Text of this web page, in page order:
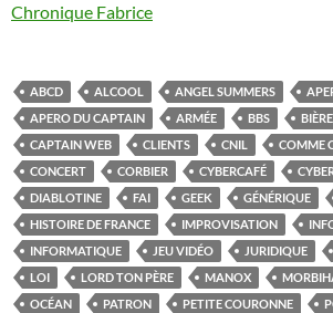
Chronique Fabrice
ABCD ALCOOL ANGEL SUMMERS
APERO DU CAPTAIN
ARMÉE BBS BIÈRE
CAPTAIN WEB
CLIENTS CNIL
COMME
CONCERT
CORBIER CYBERCAFÉ
DIABLOTINE
FAI GEEK GÉNÉRIQUE
HISTOIRE DE FRANCE
IMPROVISATION
INFORMATIQUE
JEU VIDÉO JURIDIQUE
LOI
LORD TON PÈRE MANOX
OCÉAN
PATRON PETITE COURONNE